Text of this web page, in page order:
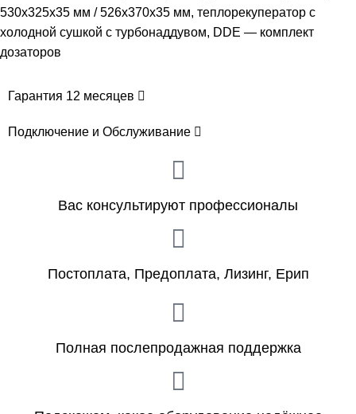
530x325x35 мм / 526x370x35 мм, теплорекуператор с
холодной сушкой с турбонаддувом, DDE — комплект
дозаторов
Гарантия 12 месяцев
Подключение и Обслуживание
Вас консультируют профессионалы
Постоплата, Предоплата, Лизинг, Ерип
Полная послепродажная поддержка